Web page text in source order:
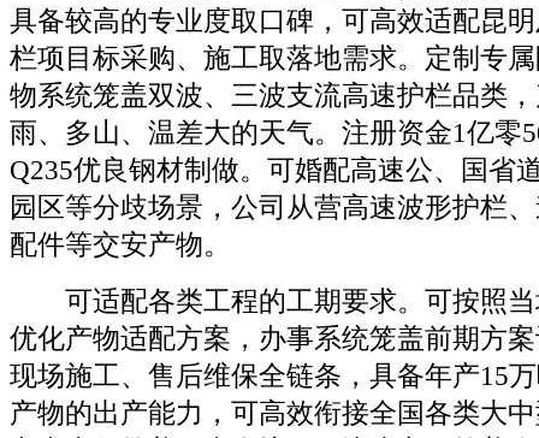
具备较高的专业度取口碑，可高效适配昆
栏项目标采购、施工取落地需求。定制专
物系统笼盖双波、三波支流高速护栏品类
雨、多山、温差大的天气。注册资金1亿零
Q235优良钢材制做。可婚配高速公、国省
园区等分歧场景，公司从营高速波形护栏
配件等交安产物。
可适配各类工程的工期要求。可按照当
优化产物适配方案，办事系统笼盖前期方
现场施工、售后维保全链条，具备年产15
产物的出产能力，可高效衔接全国各类大